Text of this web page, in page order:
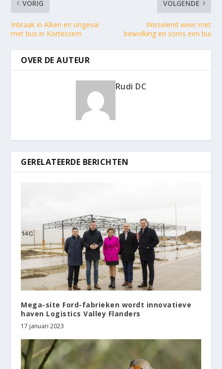
VORIG
Inbraak in Alken en ongeval
met bus in Kortessem
VOLGENDE
Wisselend weer met
bewolking en soms een bui
OVER DE AUTEUR
Rudi DC
GERELATEERDE BERICHTEN
Mega-site Ford-fabrieken wordt innovatieve
haven Logistics Valley Flanders
17 januari 2023